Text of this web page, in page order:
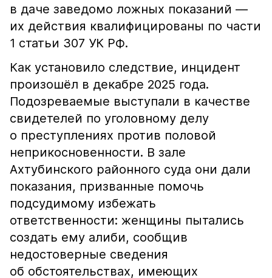
в даче заведомо ложных показаний —
их действия квалифицированы по части
1 статьи 307 УК РФ.
Как установило следствие, инцидент
произошёл в декабре 2025 года.
Подозреваемые выступали в качестве
свидетелей по уголовному делу
о преступлениях против половой
неприкосновенности. В зале
Ахтубинского районного суда они дали
показания, призванные помочь
подсудимому избежать
ответственности: женщины пытались
создать ему алиби, сообщив
недостоверные сведения
об обстоятельствах, имеющих